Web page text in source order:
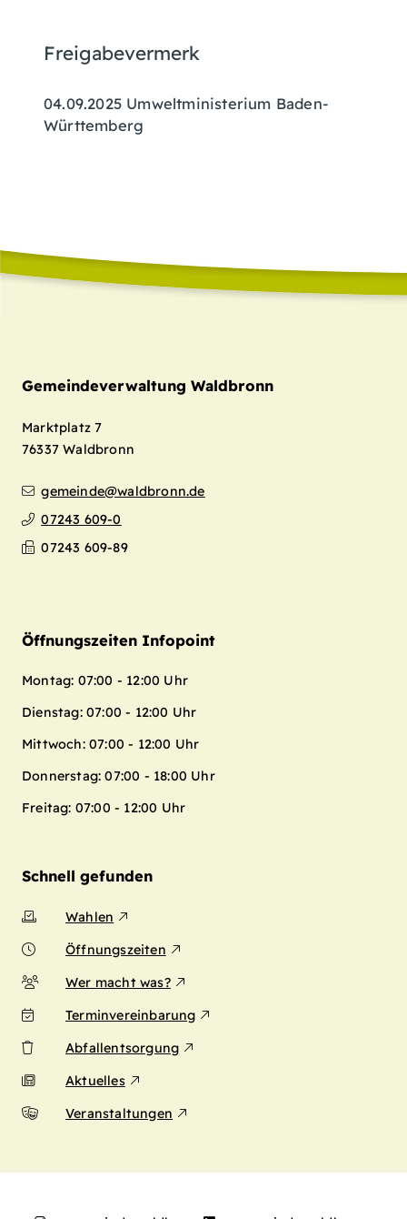
Freigabevermerk
04.09.2025 Umweltministerium Baden-
Württemberg
Gemeindeverwaltung Waldbronn
Marktplatz 7
76337 Waldbronn
gemeinde@waldbronn.de
07243 609-0
07243 609-89
Öffnungszeiten Infopoint
Montag: 07:00 - 12:00 Uhr
Dienstag: 07:00 - 12:00 Uhr
Mittwoch: 07:00 - 12:00 Uhr
Donnerstag: 07:00 - 18:00 Uhr
Freitag: 07:00 - 12:00 Uhr
Schnell gefunden
Wahlen
Öffnungszeiten
Wer macht was?
Terminvereinbarung
Abfallentsorgung
Aktuelles
Veranstaltungen